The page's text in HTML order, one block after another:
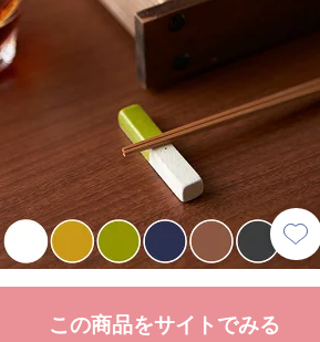
この商品をサイトでみる